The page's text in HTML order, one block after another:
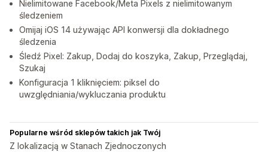
Nielimitowane Facebook/Meta Pixels z nielimitowanym
śledzeniem
Omijaj iOS 14 używając API konwersji dla dokładnego
śledzenia
Śledź Pixel: Zakup, Dodaj do koszyka, Zakup, Przeglądaj,
Szukaj
Konfiguracja 1 kliknięciem: piksel do
uwzględniania/wykluczania produktu
Popularne wśród sklepów takich jak Twój
Z lokalizacją w Stanach Zjednoczonych